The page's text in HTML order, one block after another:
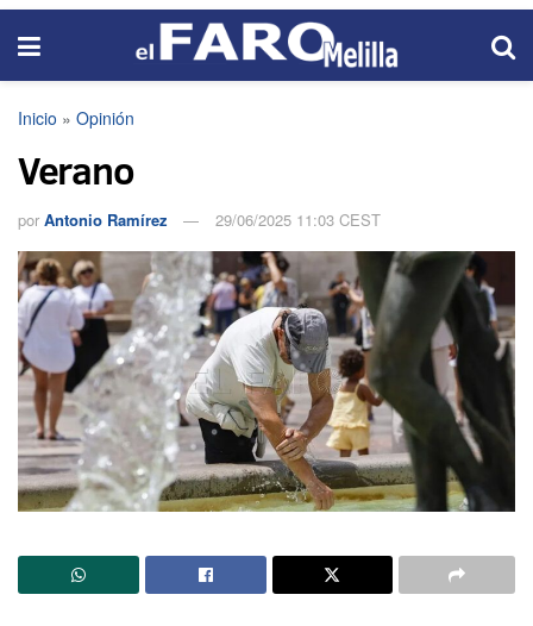
Inicio » Opinión
Verano
por Antonio Ramírez 29/06/2025 11:03 CEST